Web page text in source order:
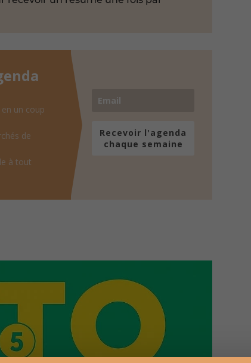
un coup
de
à tout
Recevoir l'agenda
chaque semaine